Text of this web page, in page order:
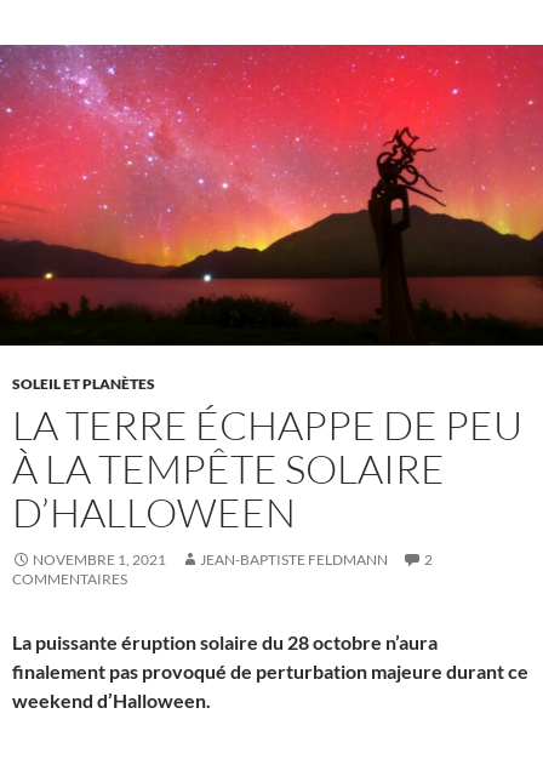
SOLEIL ET PLANÈTES
LA TERRE ÉCHAPPE DE PEU
À LA TEMPÊTE SOLAIRE
D’HALLOWEEN
NOVEMBRE 1, 2021 JEAN-BAPTISTE FELDMANN
2
COMMENTAIRES
La puissante éruption solaire du 28 octobre n’aura
finalement pas provoqué de perturbation majeure durant ce
weekend d’Halloween.